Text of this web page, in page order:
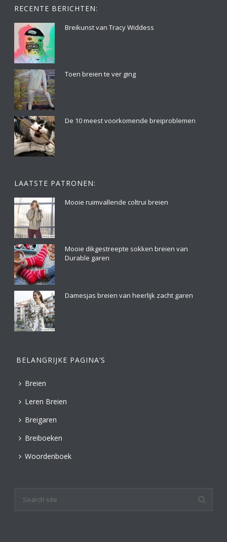
RECENTE BERICHTEN:
Breikunst van Tracy Widdess
Toen breien te ver ging
De 10 meest voorkomende breiproblemen
LAATSTE PATRONEN:
Mooie ruimvallende coltrui breien
Mooie dikgestreepte sokken breien van
Durable garen
Damesjas breien van heerlijk zacht garen
BELANGRIJKE PAGINA’S
Breien
Leren Breien
Breigaren
Breiboeken
Woordenboek